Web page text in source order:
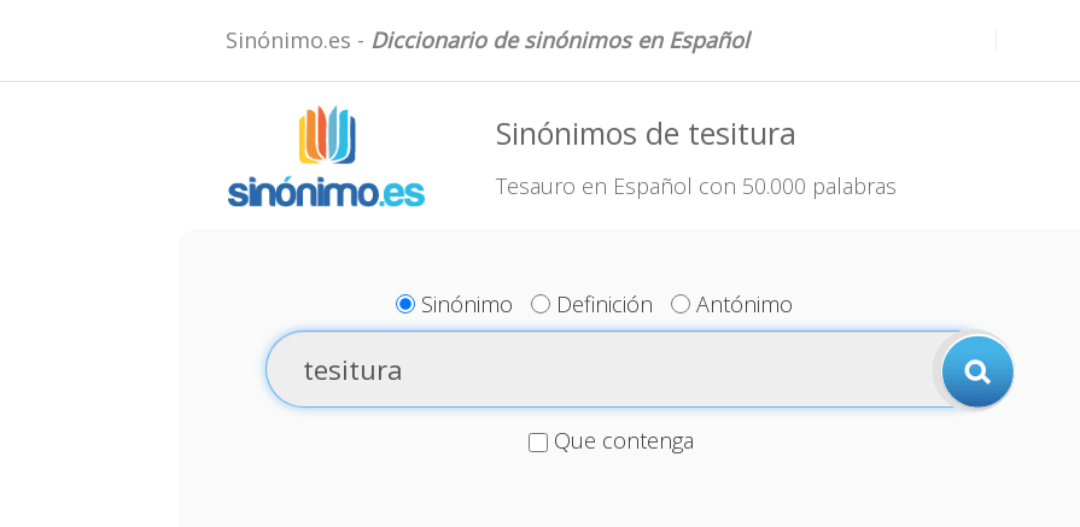
Sinónimo.es - Diccionario de sinónimos en Español
Sinónimos de tesitura
Tesauro en Español con 50.000 palabras
Sinónimo Definición Antónimo
Que contenga